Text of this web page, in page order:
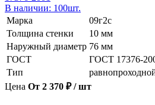
В наличии: 100шт.
Марка
09г2с
Толщина стенки
10 мм
Наружный диаметр 76 мм
ГОСТ
ГОСТ 17376-
Тип
Цена От 2 370 ₽ / шт